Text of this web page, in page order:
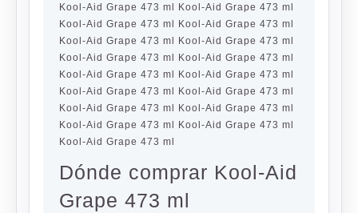
Kool-Aid Grape 473 ml Kool-Aid Grape 473 ml
Kool-Aid Grape 473 ml Kool-Aid Grape 473 ml
Kool-Aid Grape 473 ml Kool-Aid Grape 473 ml
Kool-Aid Grape 473 ml Kool-Aid Grape 473 ml
Kool-Aid Grape 473 ml Kool-Aid Grape 473 ml
Kool-Aid Grape 473 ml Kool-Aid Grape 473 ml
Kool-Aid Grape 473 ml Kool-Aid Grape 473 ml
Kool-Aid Grape 473 ml Kool-Aid Grape 473 ml
Kool-Aid Grape 473 ml
Dónde comprar Kool-Aid
Grape 473 ml